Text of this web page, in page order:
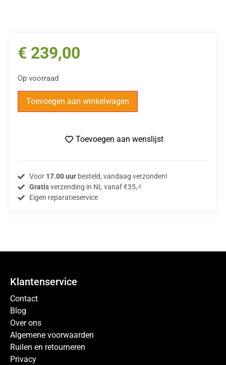
€ 239,00
Op voorraad
Toevoegen aan winkelwagen
Toevoegen aan wenslijst
Voor 17.00 uurbesteld, vandaag verzonden!
Gratisverzending in NL vanaf €35,-!
Eigen reparatieservice
Klantenservice
Contact
Blog
Over ons
Algemene voorwaarden
Ruilen en retourneren
Privacy